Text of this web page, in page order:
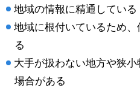
地域の情報に精通している
地域に根付いているため
る
大手が扱わない地方や狭
場合がある